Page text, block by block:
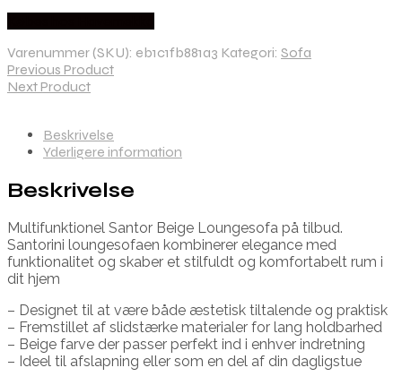
Varenummer (SKU): eb1c1fb881a3 Kategori: Sofa
Previous Product
Next Product
Beskrivelse
Yderligere information
Beskrivelse
Multifunktionel Santor Beige Loungesofa på tilbud.
Santorini loungesofaen kombinerer elegance med
funktionalitet og skaber et stilfuldt og komfortabelt rum i
dit hjem
– Designet til at være både æstetisk tiltalende og praktisk
– Fremstillet af slidstærke materialer for lang holdbarhed
– Beige farve der passer perfekt ind i enhver indretning
– Ideel til afslapning eller som en del af din dagligstue